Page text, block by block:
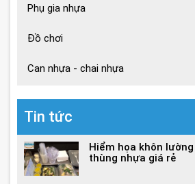
Phụ gia nhựa
Đồ chơi
Can nhựa - chai nhựa
Tin tức
Hiểm họa khôn
thùng nhựa giá rẻ